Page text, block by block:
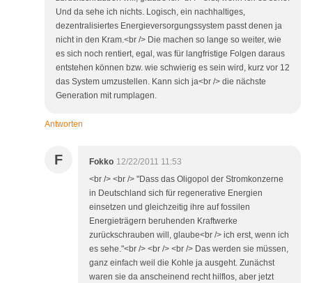
Und da sehe ich nichts. Logisch, ein nachhaltiges,
dezentralisiertes Energieversorgungssystem passt denen ja
nicht in den Kram.<br /> Die machen so lange so weiter, wie
es sich noch rentiert, egal, was für langfristige Folgen daraus
entstehen können bzw. wie schwierig es sein wird, kurz vor 12
das System umzustellen. Kann sich ja<br /> die nächste
Generation mit rumplagen.
Antworten
F Fokko 12/22/2011 11:53
<br /> <br /> "Dass das Oligopol der Stromkonzerne
in Deutschland sich für regenerative Energien
einsetzen und gleichzeitig ihre auf fossilen
Energieträgern beruhenden Kraftwerke
zurückschrauben will, glaube<br /> ich erst, wenn ich
es sehe."<br /> <br /> <br /> Das werden sie müssen,
ganz einfach weil die Kohle ja ausgeht. Zunächst
waren sie da anscheinend recht hilflos, aber jetzt